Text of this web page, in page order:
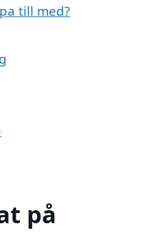
till med?
på